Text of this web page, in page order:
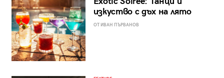
изкуство с дъх на лято
ОТ ИВАН ПЪРВАНОВ